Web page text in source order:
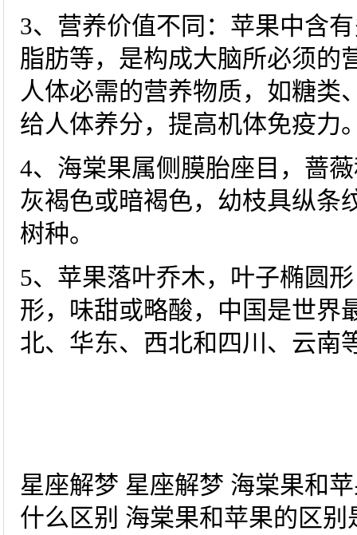
3、营养价值不同：苹果中含
脂肪等，是构成大脑所必须的
人体必需的营养物质，如糖类
给人体养分，提高机体免疫力
4、海棠果属侧膜胎座目，蔷
灰褐色或暗褐色，幼枝具纵条
树种。
5、苹果落叶乔木，叶子椭圆
形，味甜或略酸，中国是世界
北、华东、西北和四川、云南
星座解梦 星座解梦 海棠果和
什么区别 海棠果和苹果的区别